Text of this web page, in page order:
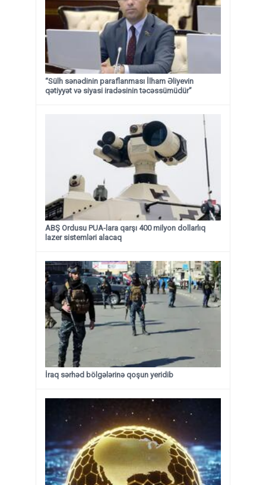
“Sülh sənədinin paraflanması İlham Əliyevin
qətiyyət və siyasi iradəsinin təcəssümüdür”
ABŞ Ordusu PUA-lara qarşı 400 milyon dollarlıq
lazer sistemləri alacaq
İraq sərhəd bölgələrinə qoşun yeridib